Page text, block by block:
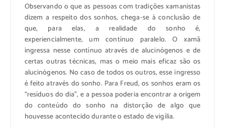
Observando o que as pessoas com tradições xamanistas
dizem a respeito dos sonhos, chega-se à conclusão de
que, para elas, a realidade do sonho é,
experiencialmente, um contínuo paralelo. O xamã
ingressa nesse contínuo através de alucinógenos e de
certas outras técnicas, mas o meio mais eficaz são os
alucinógenos. No caso de todos os outros, esse ingresso
é feito através do sonho. Para Freud, os sonhos eram os
“resíduos do dia”, e a pessoa poderia encontrar a origem
do conteúdo do sonho na distorção de algo que
houvesse acontecido durante o estado de vigília.